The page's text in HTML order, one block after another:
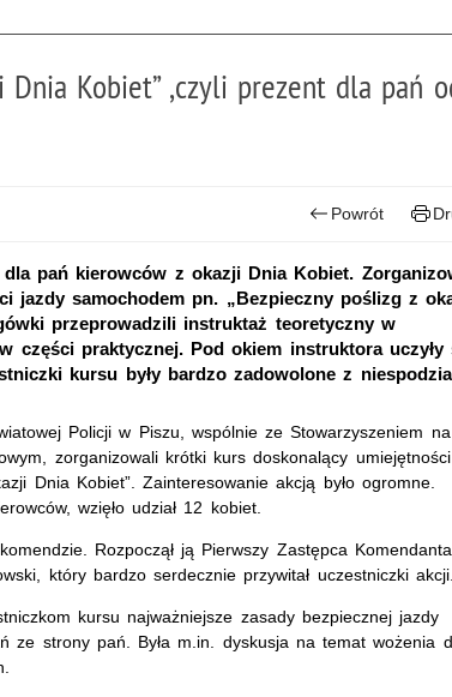
Dnia Kobiet” ,czyli prezent dla pań
Powrót
pań kierowców z okazji Dnia Kobiet.
jazdy samochodem pn. „Bezpieczny poślizg z
przeprowadzili instruktaż teoretyczny w
części praktycznej. Pod okiem instruktora uczyły
kursu były bardzo zadowolone z
Policji w Piszu, wspólnie ze Stowarzyszeniem na
zorganizowali krótki kurs doskonalący umiejętności
Dnia Kobiet”. Zainteresowanie akcją było ogromne.
wzięło udział 12 kobiet.
Rozpoczął ją Pierwszy Zastępca Komendanta
który bardzo serdecznie przywitał uczestniczki akcji.
kursu najważniejsze zasady bezpiecznej jazdy
ze strony pań. Była m.in. dyskusja na temat wożenia